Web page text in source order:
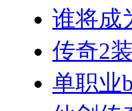
谁将成
传奇2
单职业